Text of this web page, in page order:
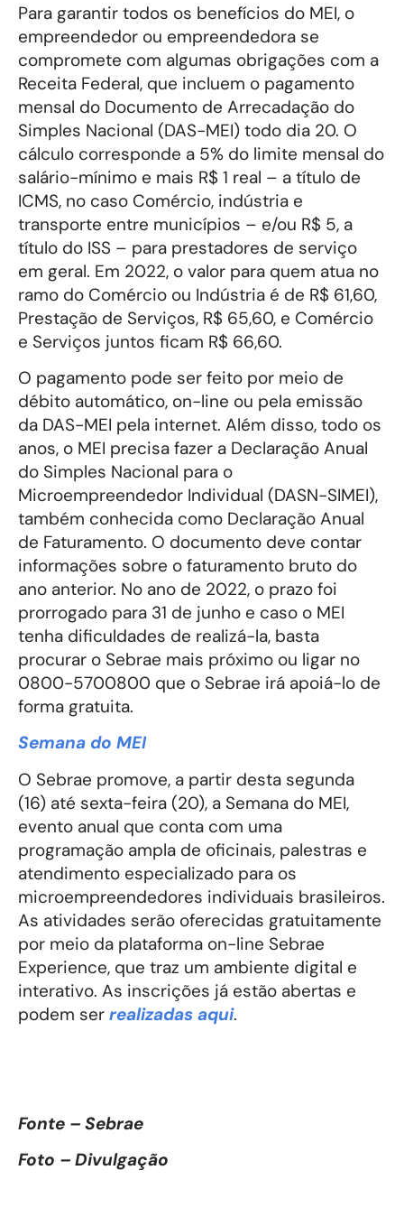
Para garantir todos os benefícios do MEI, o
empreendedor ou empreendedora se
compromete com algumas obrigações com a
Receita Federal, que incluem o pagamento
mensal do Documento de Arrecadação do
Simples Nacional (DAS-MEI) todo dia 20. O
cálculo corresponde a 5% do limite mensal do
salário-mínimo e mais R$ 1 real – a título de
ICMS, no caso Comércio, indústria e
transporte entre municípios – e/ou R$ 5, a
título do ISS – para prestadores de serviço
em geral. Em 2022, o valor para quem atua no
ramo do Comércio ou Indústria é de R$ 61,60,
Prestação de Serviços, R$ 65,60, e Comércio
e Serviços juntos ficam R$ 66,60.
O pagamento pode ser feito por meio de
débito automático, on-line ou pela emissão
da DAS-MEI pela internet. Além disso, todo os
anos, o MEI precisa fazer a Declaração Anual
do Simples Nacional para o
Microempreendedor Individual (DASN-SIMEI),
também conhecida como Declaração Anual
de Faturamento. O documento deve contar
informações sobre o faturamento bruto do
ano anterior. No ano de 2022, o prazo foi
prorrogado para 31 de junho e caso o MEI
tenha dificuldades de realizá-la, basta
procurar o Sebrae mais próximo ou ligar no
0800-5700800 que o Sebrae irá apoiá-lo de
forma gratuita.
Semana do MEI
O Sebrae promove, a partir desta segunda
(16) até sexta-feira (20), a Semana do MEI,
evento anual que conta com uma
programação ampla de oficinais, palestras e
atendimento especializado para os
microempreendedores individuais brasileiros.
As atividades serão oferecidas gratuitamente
por meio da plataforma on-line Sebrae
Experience, que traz um ambiente digital e
interativo. As inscrições já estão abertas e
podem ser realizadas aqui.
Fonte – Sebrae
Foto – Divulgação